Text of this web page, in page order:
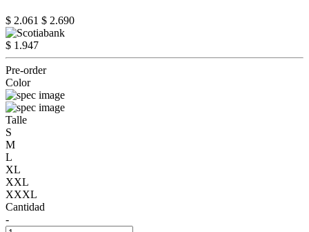
$ 2.061 $ 2.690
$ 1.947
Pre-order
Color
Talle
S
M
L
XL
XXL
XXXL
Cantidad
-